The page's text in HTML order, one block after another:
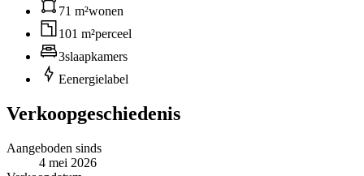
71 m²wonen
101 m²perceel
3slaapkamers
Eenergielabel
Verkoopgeschiedenis
Aangeboden sinds
4 mei 2026